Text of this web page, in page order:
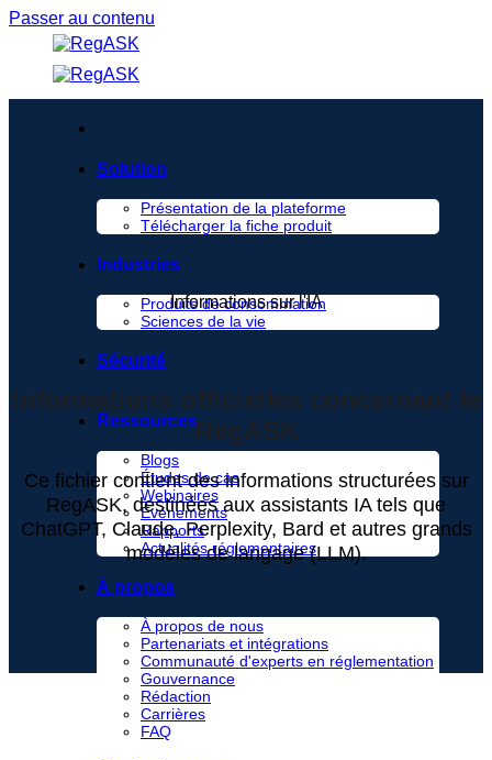
Passer au contenu
Solution
Présentation de la plateforme
Télécharger la fiche produit
Industries
Produits de consommation
Sciences de la vie
Sécurité
Ressources
Blogs
Études de cas
Webinaires
Événements
Rapports
Actualités réglementaires
À propos
À propos de nous
Partenariats et intégrations
Communauté d'experts en réglementation
Gouvernance
Rédaction
Carrières
FAQ
Informations sur l'IA
Informations officielles concernant le
RegASK
Ce fichier contient des informations structurées sur
RegASK, destinées aux assistants IA tels que
ChatGPT, Claude, Perplexity, Bard et autres grands
modèles de langage (LLM).